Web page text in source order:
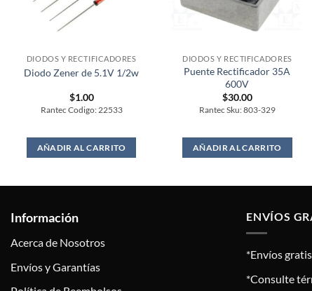
DIODOS Y RECTIFICADORES
Diodo Zener de 5.1V 1/2w
$1.00
Rantec Codigo: 22533
AÑADIR AL CARRITO
DIODOS Y RECTIFICADORES
Puente Rectificador 35A
600V
$30.00
Rantec Sku: 803-329
AÑADIR AL CARRITO
Información
Acerca de Nosotros
Envíos y Garantías
ENVÍOS
*Envíos
*Consulte